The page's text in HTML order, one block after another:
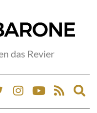
das Revier